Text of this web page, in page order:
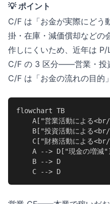
💡 ポイント
C/F は「お金が実際にどう
掛・在庫・減価償却などの
作しにくいため、近年は P/
C/F の 3 区分——営業・投
C/F は「お金の流れの目的
flowchart TB
A["営業活動による
B["投資活動による
C["財務活動による
    A --> D["現金の増減"]
    B --> D
    C --> D